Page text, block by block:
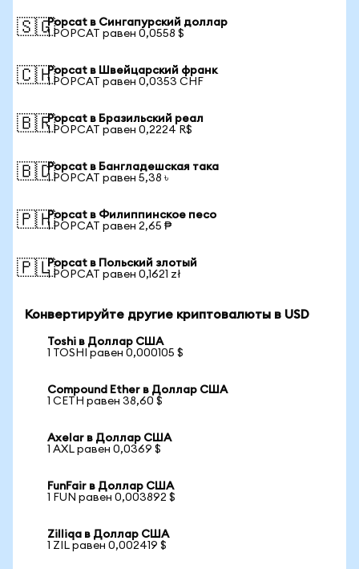
🇸🇬Popcat в Сингапурский доллар
1 POPCAT равен 0,0558 $
🇨🇭Popcat в Швейцарский франк
1 POPCAT равен 0,0353 CHF
🇧🇷Popcat в Бразильский реал
1 POPCAT равен 0,2224 R$
🇧🇩Popcat в Бангладешская така
1 POPCAT равен 5,38 ৳
🇵🇭Popcat в Филиппинское песо
1 POPCAT равен 2,65 ₱
🇵🇱Popcat в Польский злотый
1 POPCAT равен 0,1621 zł
Конвертируйте другие криптовалюты в USD
Toshi в Доллар США
1 TOSHI равен 0,000105 $
Compound Ether в Доллар США
1 CETH равен 38,60 $
Axelar в Доллар США
1 AXL равен 0,0369 $
FunFair в Доллар США
1 FUN равен 0,003892 $
Zilliqa в Доллар США
1 ZIL равен 0,002419 $